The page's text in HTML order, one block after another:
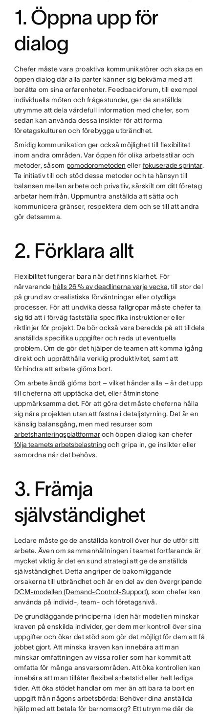
1. Öppna upp för
dialog
Chefer måste vara proaktiva kommunikatörer och skapa en
öppen dialog där alla parter känner sig bekväma med att
berätta om sina erfarenheter. Feedbackforum, till exempel
individuella möten och frågestunder, ger de anställda
utrymme att dela värdefull information med chefer, som
sedan kan använda dessa insikter för att forma
företagskulturen och förebygga utbrändhet.
Smidig kommunikation ger också möjlighet till flexibilitet
inom andra områden. Var öppen för olika arbetsstilar och
metoder, såsom pomodorometoden eller fokuserade sprintar.
Ta initiativ till och stöd dessa metoder och ta hänsyn till
balansen mellan arbete och privatliv, särskilt om ditt företag
arbetar hemifrån. Uppmuntra anställda att sätta och
kommunicera gränser, respektera dem och se till att andra
gör detsamma.
2. Förklara allt
Flexibilitet fungerar bara när det finns klarhet. För
närvarande hålls 26 % av deadlinerna varje vecka, till stor del
på grund av orealistiska förväntningar eller otydliga
processer. För att undvika dessa fallgropar måste chefer ta
sig tid att i förväg fastställa specifika instruktioner eller
riktlinjer för projekt. De bör också vara beredda på att tilldela
anställda specifika uppgifter och reda ut eventuella
problem. Om de gör det hjälper de teamen att komma igång
direkt och upprätthålla verklig produktivitet, samt att
förhindra att arbete glöms bort.
Om arbete ändå glöms bort – vilket händer alla – är det upp
till cheferna att upptäcka det, eller åtminstone
uppmärksamma det. För att göra det måste cheferna hålla
sig nära projekten utan att fastna i detaljstyrning. Det är en
känslig balansgång, men med resurser som
arbetshanteringsplattformaroch öppen dialog kan chefer
följa teamets arbetsbelastningoch gripa in, ge insikter eller
samordna när det behövs.
3. Främja
självständighet
Ledare måste ge de anställda kontroll över hur de utför sitt
arbete. Även om sammanhållningen i teamet fortfarande är
mycket viktig är det en sund strategi att ge de anställda
självständighet. Detta angriper de bakomliggande
orsakerna till utbrändhet och är en del av den övergripande
DCM-modellen (Demand-Control-Support), som chefer kan
använda på individ-, team- och företagsnivå.
De grundläggande principerna i den här modellen minskar
kraven på enskilda individer, ger dem mer kontroll över sina
uppgifter och ökar det stöd som gör det möjligt för dem att få
jobbet gjort. Att minska kraven kan innebära att man
minskar omfattningen av vissa roller som har kommit att
omfatta för många ansvarsområden. Att öka kontrollen kan
innebära att man tillåter flexibel arbetstid eller helt lediga
tider. Att öka stödet handlar om mer än att bara ta bort en
uppgift från någons arbetsbörda: Behöver dina anställda
hjälp med att betala för barnomsorg? Ett utrymme där de